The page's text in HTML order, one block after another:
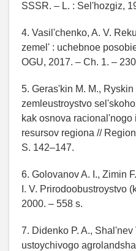
SSSR. – L. : Sel'hozgiz,
4. Vasil'chenko, A. V.
zemel' : uchebnoe
OGU, 2017. – Ch. 1. –
5. Geras'kin M. M.,
zemleustroystvo
kak osnova
resursov regiona //
S. 142–147.
6. Golovanov A. I., Zimin
I. V. Prirodoobustroystvo
2000. – 558 s.
7. Didenko P. A.,
ustoychivogo